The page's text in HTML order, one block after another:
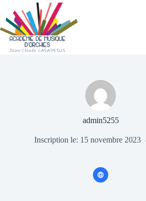
contenu
admin5255
Inscription le: 15 novembre 2023